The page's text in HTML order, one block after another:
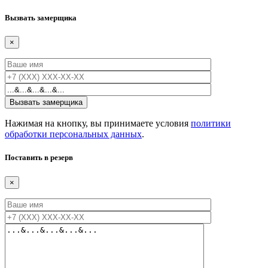
Вызвать замерщика
×
Нажимая на кнопку, вы принимаете условия политики
обработки персональных данных.
Поставить в резерв
×